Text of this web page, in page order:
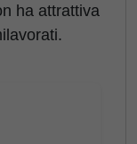
ha attrattiva